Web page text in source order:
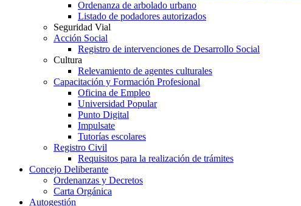
Ordenanza de arbolado urbano
Listado de podadores autorizados
Seguridad Vial
Acción Social
Registro de intervenciones de Desarrollo Social
Cultura
Relevamiento de agentes culturales
Capacitación y Formación Profesional
Oficina de Empleo
Universidad Popular
Punto Digital
Impulsate
Tutorías escolares
Registro Civil
Requisitos para la realización de trámites
Concejo Deliberante
Ordenanzas y Decretos
Carta Orgánica
Autogestión